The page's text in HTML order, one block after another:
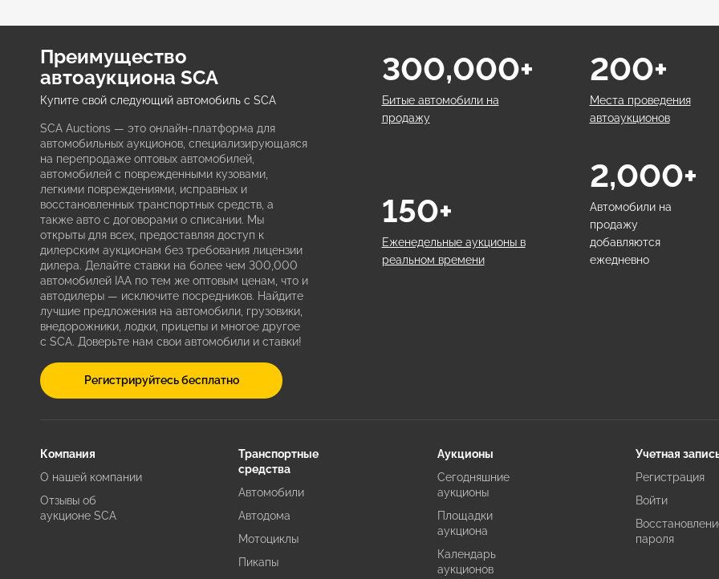
Преимущество
автоаукциона SCA
Купите свой следующий автомобиль с SCA
SCA Auctions — это онлайн-платформа для
автомобильных аукционов, специализирующаяся
на перепродаже оптовых автомобилей,
автомобилей с поврежденными кузовами,
легкими повреждениями, исправных и
восстановленных транспортных средств, а
также авто с договорами о списании. Мы
открыты для всех, предоставляя доступ к
дилерским аукционам без требования лицензии
дилера. Делайте ставки на более чем 300,000
автомобилей IAA по тем же оптовым ценам, что и
автодилеры — исключите посредников. Найдите
лучшие предложения на автомобили, грузовики,
внедорожники, лодки, прицепы и многое другое
с SCA. Доверьте нам свои автомобили и ставки!
Регистрируйтесь бесплатно
Битые автомобили на
продажу
300,000+
Места проведения
автоаукционов
200+
Еженедельные аукционы в
реальном времени
150+
Автомобили на
продажу
добавляются
ежедневно
2,000+
Компания
О нашей компании
Отзывы об
аукционе SCA
Транспортные
средства
Автомобили
Автодома
Мотоциклы
Пикапы
Аукционы
Сегодняшние
аукционы
Площадки
аукциона
Календарь
аукционов
Учетная
Регистрация
Войти
пароля